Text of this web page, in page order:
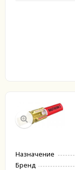
Назначение
Бренд